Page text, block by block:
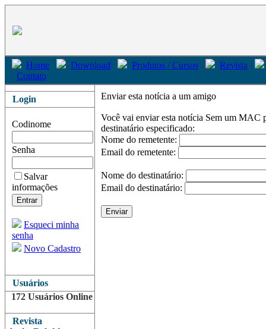
Home Download Produtos / Cursos
Revista
Contato
Login
Codinome
Senha
Salvar
informações
Esqueci minha
senha
Novo Cadastro
Usuários
172 Usuários Online
Revista
Enviar esta notícia a um amigo
Você vai enviar esta notícia Sem um MAC
destinatário especificado:
Nome do remetente:
Email do remetente:
Nome do destinatário:
Email do destinatário: